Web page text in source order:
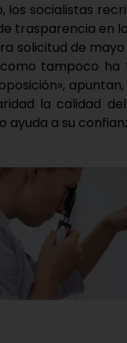
los socialistas
trasparencia en
solicitud de
tampoco
la calidad
ayuda a su